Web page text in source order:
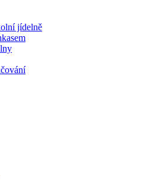
jídelně